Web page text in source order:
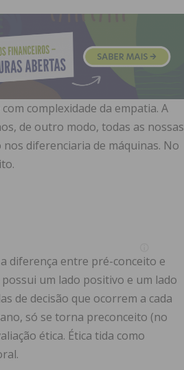
complexidade da empatia. A
de outro modo, todas as nossas
diferenciaria de máquinas. No
diferença entre pré-conceito e
um lado positivo e um lado
de decisão que ocorrem a cada
só se torna preconceito (no
ética. Ética tida como